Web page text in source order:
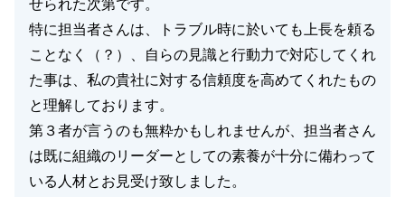
せられた次第です。
特に担当者さんは、トラブル時に於いても上長を頼る
ことなく（？）、自らの見識と行動力で対応してくれ
た事は、私の貴社に対する信頼度を高めてくれたもの
と理解しております。
第３者が言うのも無粋かもしれませんが、担当者さん
は既に組織のリーダーとしての素養が十分に備わって
いる人材とお見受け致しました。